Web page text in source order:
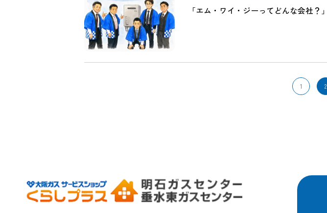
「エム・ワイ・ジーってどんな会社？」
1 2